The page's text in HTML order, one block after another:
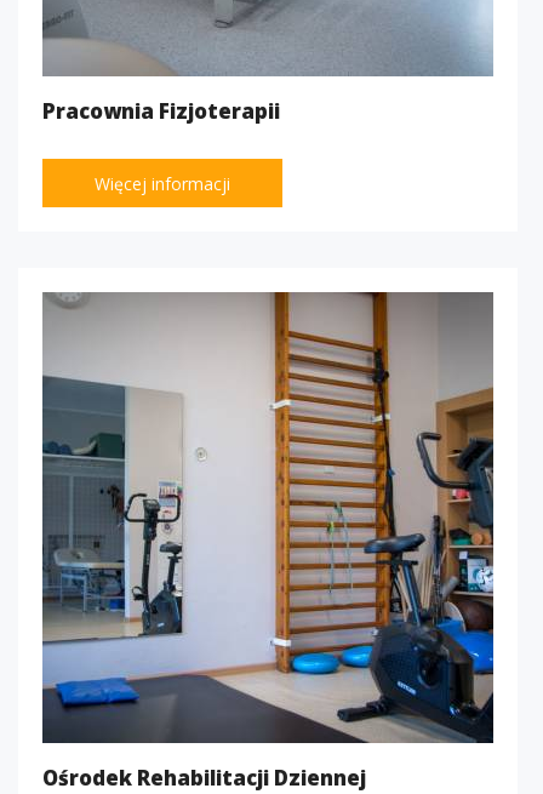
Pracownia Fizjoterapii
Więcej informacji
Ośrodek Rehabilitacji Dziennej